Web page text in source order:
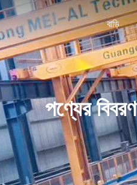
বাড়ি
পণ্যের বিবরণ